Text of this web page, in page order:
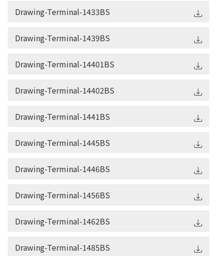
Drawing-Terminal-1433BS
Drawing-Terminal-1439BS
Drawing-Terminal-14401BS
Drawing-Terminal-14402BS
Drawing-Terminal-1441BS
Drawing-Terminal-1445BS
Drawing-Terminal-1446BS
Drawing-Terminal-1456BS
Drawing-Terminal-1462BS
Drawing-Terminal-1485BS